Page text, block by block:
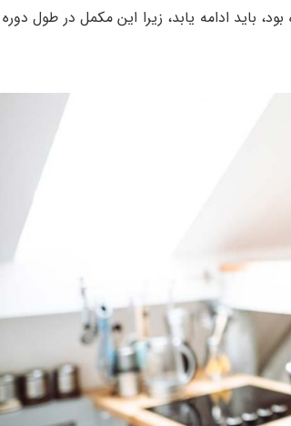
باید ادامه یابد، زیرا این مکمل در طول